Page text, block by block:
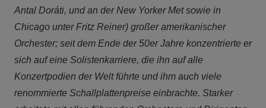
Antal Doráti, und an der New Yorker Met sowie in
Chicago unter Fritz Reiner) großer amerikanischer
Orchester; seit dem Ende der 50er Jahre konzentrierte er
sich auf eine Solistenkarriere, die ihn auf alle
Konzertpodien der Welt führte und ihm auch viele
renommierte Schallplattenpreise einbrachte. Starker